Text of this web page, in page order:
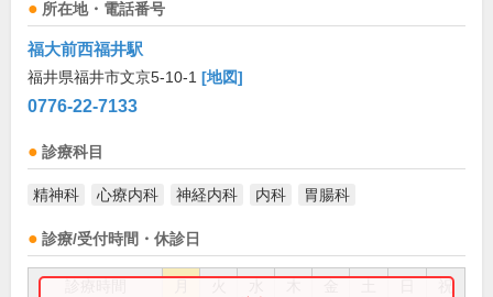
所在地・電話番号
福大前西福井駅
福井県福井市文京5-10-1 [地図]
0776-22-7133
診療科目
精神科 心療内科 神経内科 内科 胃腸科
診療/受付時間・休診日
祝